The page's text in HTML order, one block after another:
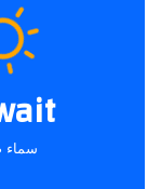
سماء